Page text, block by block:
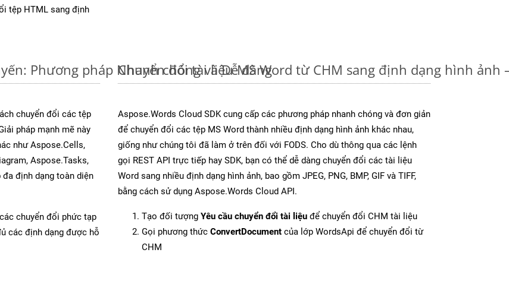
tệp HTML sang định
Phương pháp Nhanh chóng và Dễ dàng
chuyển đổi các tệp
pháp mạnh mẽ này
như Aspose.Cells,
Aspose.Tasks,
định dạng toàn diện
chuyển đổi phức tạp
các định dạng được hỗ
Chuyển đổi tài liệu MS Word từ CHM sang định dạng hình ảnh
Aspose.Words Cloud SDK cung cấp các phương pháp nhanh chóng và đơn giản
để chuyển đổi các tệp MS Word thành nhiều định dạng hình ảnh khác nhau,
giống như chúng tôi đã làm ở trên đối với FODS. Cho dù thông qua các lệnh
gọi REST API trực tiếp hay SDK, bạn có thể dễ dàng chuyển đổi các tài liệu
Word sang nhiều định dạng hình ảnh, bao gồm JPEG, PNG, BMP, GIF và TIFF,
bằng cách sử dụng Aspose.Words Cloud API.
Tạo đối tượng Yêu cầu chuyển đổi tài liệu để chuyển đổi CHM tài liệu
Gọi phương thức ConvertDocument của lớp WordsApi để chuyển đổi từ
CHM